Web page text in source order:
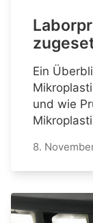
Ein
und wie
8.